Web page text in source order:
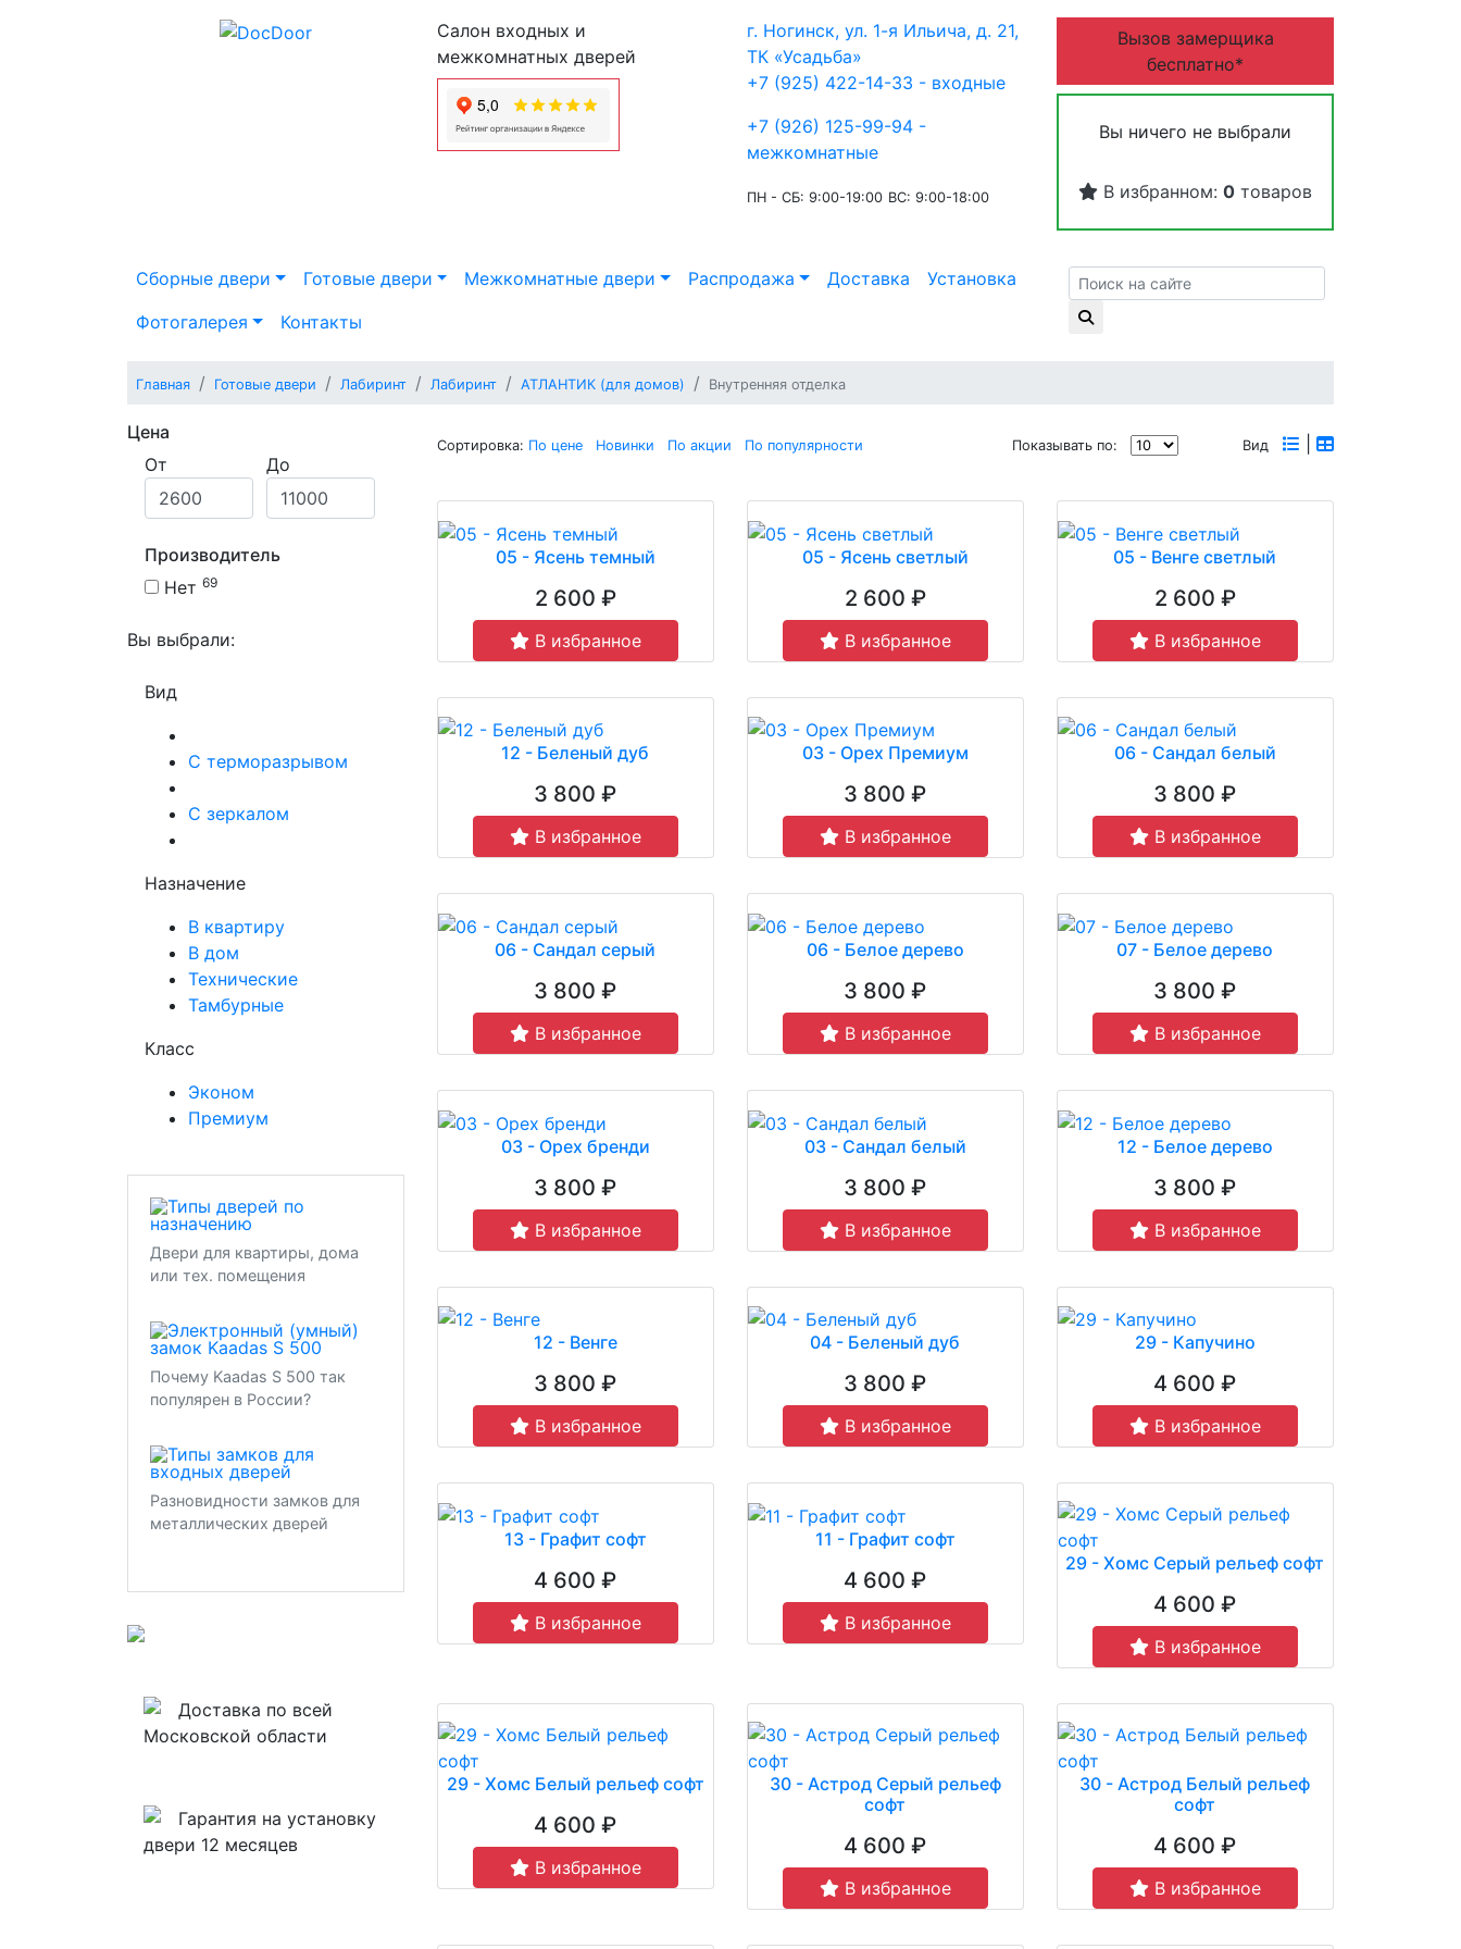
Салон входных и
межкомнатных дверей
г. Ногинск, ул. 1-я Ильича, д. 21,
ТК «Усадьба»
+7 (925) 422-14-33 - входные
+7 (926) 125-99-94 -
межкомнатные
ПН - СБ: 9:00-19:00 ВС: 9:00-18:00
Вызов замерщика
бесплатно*
Вы ничего не выбрали
В избранном: 0 товаров
Сборные двери Готовые двери Межкомнатные двери Распродажа Доставка
Установка
Фотогалерея
Контакты
Главная Готовые двери Лабиринт Лабиринт АТЛАНТИК (для домов) Внутренняя отделка
Сортировка: По цене Новинки По акции По популярности Показывать по: Вид
05 - Ясень темный
2 600 ₽
В избранное
05 - Ясень светлый
2 600 ₽
В избранное
05 - Венге светлый
2 600 ₽
В избранное
12 - Беленый дуб
3 800 ₽
В избранное
03 - Орех Премиум
3 800 ₽
В избранное
06 - Сандал белый
3 800 ₽
В избранное
06 - Сандал серый
3 800 ₽
В избранное
06 - Белое дерево
3 800 ₽
В избранное
07 - Белое дерево
3 800 ₽
В избранное
03 - Орех бренди
3 800 ₽
В избранное
03 - Сандал белый
3 800 ₽
В избранное
12 - Белое дерево
3 800 ₽
В избранное
12 - Венге
3 800 ₽
В избранное
04 - Беленый дуб
3 800 ₽
В избранное
29 - Капучино
4 600 ₽
В избранное
13 - Графит софт
4 600 ₽
В избранное
11 - Графит софт
4 600 ₽
В избранное
29 - Хомс Серый рельеф софт
4 600 ₽
В избранное
29 - Хомс Белый рельеф софт
4 600 ₽
В избранное
30 - Астрод Серый рельеф
софт
4 600 ₽
В избранное
30 - Астрод Белый рельеф
софт
4 600 ₽
В избранное
Цена
От
До
Производитель
Нет 69
Вы выбрали:
Вид
С терморазрывом
С зеркалом
Назначение
В квартиру
В дом
Технические
Тамбурные
Класс
Эконом
Премиум
Двери для квартиры, дома
или тех. помещения
Почему Kaadas S 500 так
популярен в России?
Разновидности замков для
металлических дверей
Доставка по всей
Московской области
Гарантия на установку
двери 12 месяцев